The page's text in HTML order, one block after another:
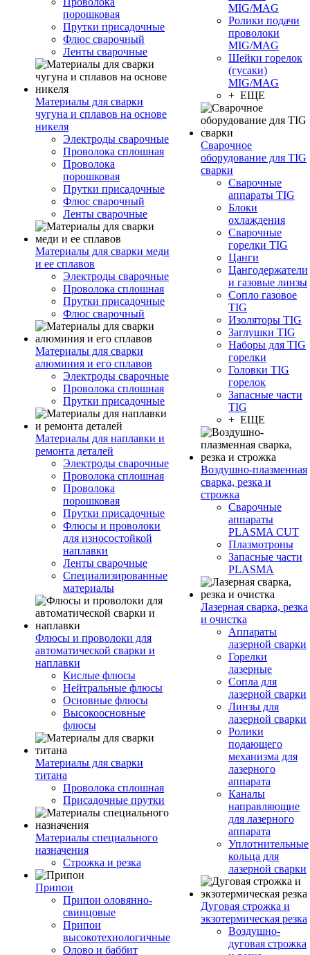
порошковая
Прутки присадочные
Флюс сварочный
Ленты сварочные
Материалы для сварки
чугуна и сплавов на основе
никеля
Электроды сварочные
Проволока сплошная
Проволока
порошковая
Прутки присадочные
Флюс сварочный
Ленты сварочные
Материалы для сварки меди
и ее сплавов
Электроды сварочные
Проволока сплошная
Прутки присадочные
Флюс сварочный
Материалы для сварки
алюминия и его сплавов
Электроды сварочные
Проволока сплошная
Прутки присадочные
Материалы для наплавки и
ремонта деталей
Электроды сварочные
Проволока сплошная
Проволока
порошковая
Прутки присадочные
Флюсы и проволоки
для износостойкой
наплавки
Ленты сварочные
Специализированные
материалы
Флюсы и проволоки для
автоматической сварки и
наплавки
Кислые флюсы
Нейтральные флюсы
Основные флюсы
Высокоосновные
флюсы
Материалы для сварки
титана
Проволока сплошная
Присадочные прутки
Материалы специального
назначения
Строжка и резка
Припои
Припои оловянно-
свинцовые
Припои
высокотехнологичные
Олово и баббит
MIG/MAG
Ролики подачи
проволоки
MIG/MAG
Шейки горелок
(гусаки)
MIG/MAG
+ ЕЩЕ
Сварочное
оборудование для TIG
сварки
Сварочные
аппараты TIG
Блоки
охлаждения
Сварочные
горелки TIG
Цанги
Цангодержатели
и газовые линзы
Сопло газовое
TIG
Изоляторы TIG
Заглушки TIG
Наборы для TIG
горелки
Головки TIG
горелок
Запасные части
TIG
+ ЕЩЕ
Воздушно-плазменная
сварка, резка и
строжка
Сварочные
аппараты
PLASMA CUT
Плазмотроны
Запасные части
PLASMA
Лазерная сварка, резка
и очистка
Аппараты
лазерной сварки
Горелки
лазерные
Сопла для
лазерной сварки
Линзы для
лазерной сварки
Ролики
подающего
механизма для
лазерного
аппарата
Каналы
направляющие
для лазерного
аппарата
Уплотнительные
кольца для
лазерной сварки
Дуговая строжка и
экзотермическая резка
Воздушно-
дуговая строжка